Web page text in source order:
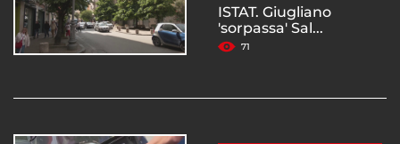
ISTAT. Giugliano
'sorpassa' Sal...
71